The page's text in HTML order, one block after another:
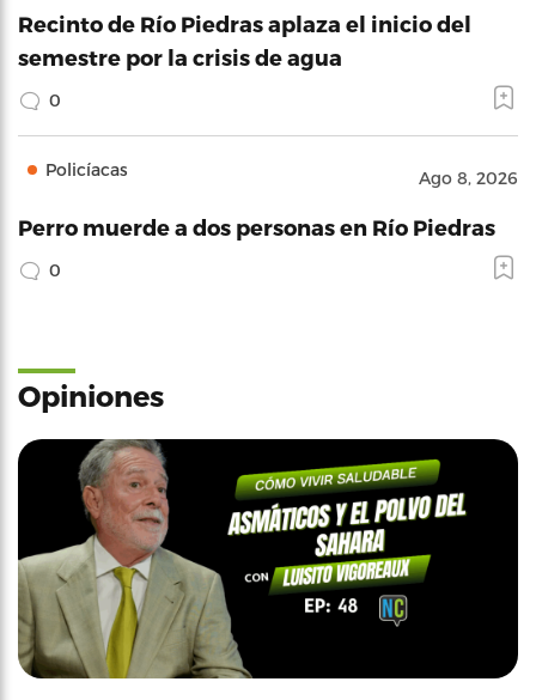
Recinto de Río Piedras aplaza el inicio del
semestre por la crisis de agua
0
Policíacas Ago 8, 2026
Perro muerde a dos personas en Río Piedras
0
Opiniones